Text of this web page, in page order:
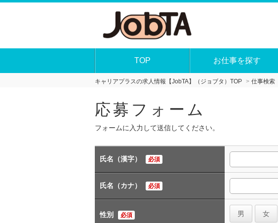
TOP お仕事を探す
キャリアプラスの求人情報【JobTA】（ジョブタ）TOP 仕事検索
応募フォーム
フォームに入力して送信してください。
氏名（漢字） 必須
氏名（カナ） 必須
性別 必須 男 女